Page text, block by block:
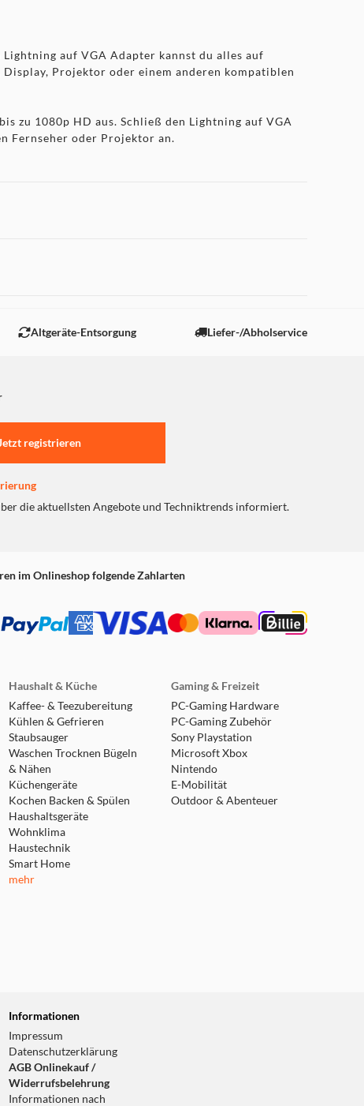
auf VGA Adapter kannst du alles auf
Projektor oder einem anderen kompatiblen
zu 1080p HD aus. Schließ den Lightning auf VGA
Fernseher oder Projektor an.
Altgeräte-Entsorgung Liefer-/Abholservice
registrieren
die aktuellsten Angebote und Techniktrends informiert.
im Onlineshop folgende Zahlarten
Haushalt & Küche
Kaffee- & Teezubereitung
Kühlen & Gefrieren
Staubsauger
Waschen Trocknen Bügeln
& Nähen
Küchengeräte
Kochen Backen & Spülen
Haushaltsgeräte
Wohnklima
Haustechnik
Smart Home
mehr
Gaming & Freizeit
PC-Gaming Hardware
PC-Gaming Zubehör
Sony Playstation
Microsoft Xbox
Nintendo
E-Mobilität
Outdoor & Abenteuer
Informationen
Impressum
Datenschutzerklärung
AGB Onlinekauf /
Widerrufsbelehrung
Informationen nach